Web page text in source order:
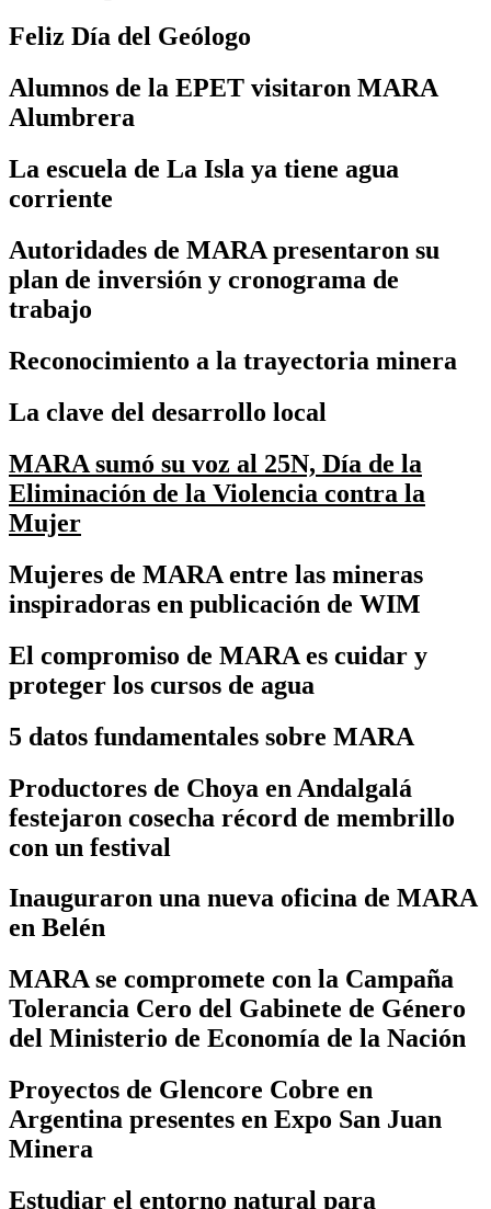
Feliz Día del Geólogo
Alumnos de la EPET visitaron MARA
Alumbrera
La escuela de La Isla ya tiene agua
corriente
Autoridades de MARA presentaron su
plan de inversión y cronograma de
trabajo
Reconocimiento a la trayectoria minera
La clave del desarrollo local
MARA sumó su voz al 25N, Día de la
Eliminación de la Violencia contra la
Mujer
Mujeres de MARA entre las mineras
inspiradoras en publicación de WIM
El compromiso de MARA es cuidar y
proteger los cursos de agua
5 datos fundamentales sobre MARA
Productores de Choya en Andalgalá
festejaron cosecha récord de membrillo
con un festival
Inauguraron una nueva oficina de MARA
en Belén
MARA se compromete con la Campaña
Tolerancia Cero del Gabinete de Género
del Ministerio de Economía de la Nación
Proyectos de Glencore Cobre en
Argentina presentes en Expo San Juan
Minera
Estudiar el entorno natural para